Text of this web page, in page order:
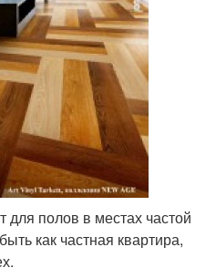
полов в местах частой
как частная квартира,